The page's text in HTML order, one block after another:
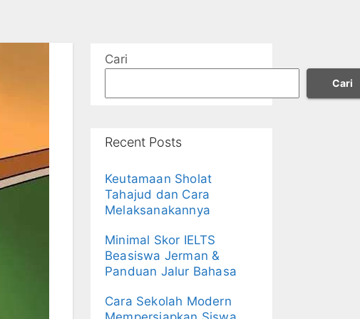
Cari
Cari
Recent Posts
Keutamaan Sholat
Tahajud dan Cara
Melaksanakannya
Minimal Skor IELTS
Beasiswa Jerman &
Panduan Jalur Bahasa
Cara Sekolah Modern